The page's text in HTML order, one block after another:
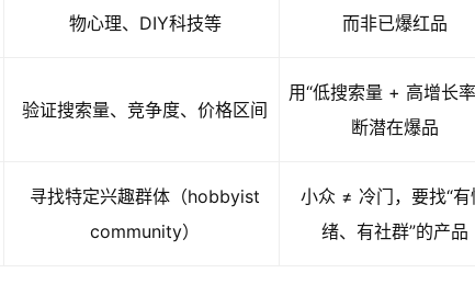
物心理、DIY科技等
而非已爆红品
验证搜索量、竞争度、价格区间
用“低搜索量 + 高增长
断潜在爆品
寻找特定兴趣群体（hobbyist
community）
小众 ≠ 冷门，要找“有
绪、有社群”的产品